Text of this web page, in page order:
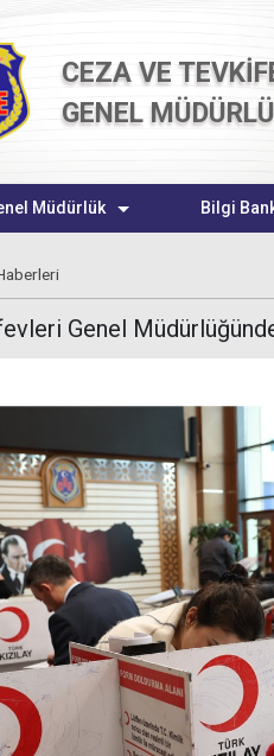
CEZA VE
GENEL
Müdürlük Bilgi
Genel